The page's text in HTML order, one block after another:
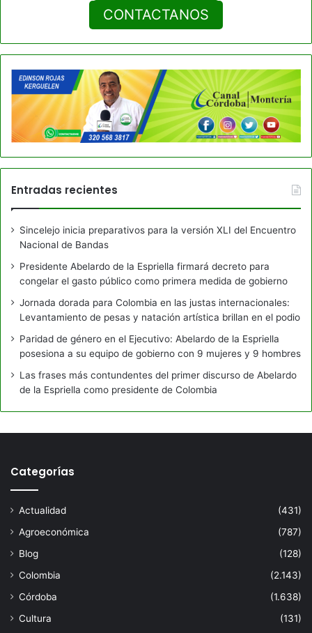
CONTACTANOS
Entradas recientes
Sincelejo inicia preparativos para la versión XLI del Encuentro
Nacional de Bandas
Presidente Abelardo de la Espriella firmará decreto para
congelar el gasto público como primera medida de gobierno
Jornada dorada para Colombia en las justas internacionales:
Levantamiento de pesas y natación artística brillan en el podio
Paridad de género en el Ejecutivo: Abelardo de la Espriella
posesiona a su equipo de gobierno con 9 mujeres y 9 hombres
Las frases más contundentes del primer discurso de Abelardo
de la Espriella como presidente de Colombia
Categorías
Actualidad
(431)
Agroeconómica
(787)
Blog
(128)
Colombia
(2.143)
Córdoba
(1.638)
Cultura
(131)